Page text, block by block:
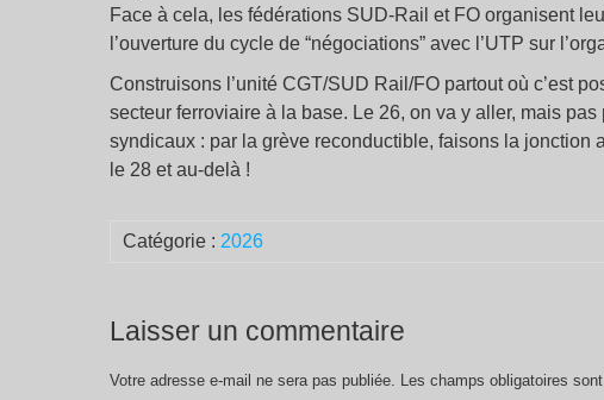
Face à cela, les fédérations SUD-Rail et FO organisent
l’ouverture du cycle de “négociations” avec l’UTP sur
Construisons l’unité CGT/SUD Rail/FO partout où c’est
secteur ferroviaire à la base. Le 26, on va y aller, mais
syndicaux : par la grève reconductible, faisons la jonction
le 28 et au-delà !
Catégorie : 2026
Laisser un commentaire
Votre adresse e-mail ne sera pas publiée. Les champs obligatoires